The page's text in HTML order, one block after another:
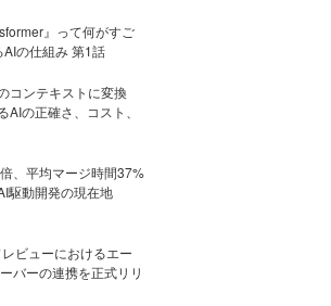
』って何がすご
の仕組み 第1話
コンテキストに変換
の正確さ、コスト、
、平均マージ時間37%
駆動開発の現在地
ビューにおけるエー
バーの連携を正式リリ